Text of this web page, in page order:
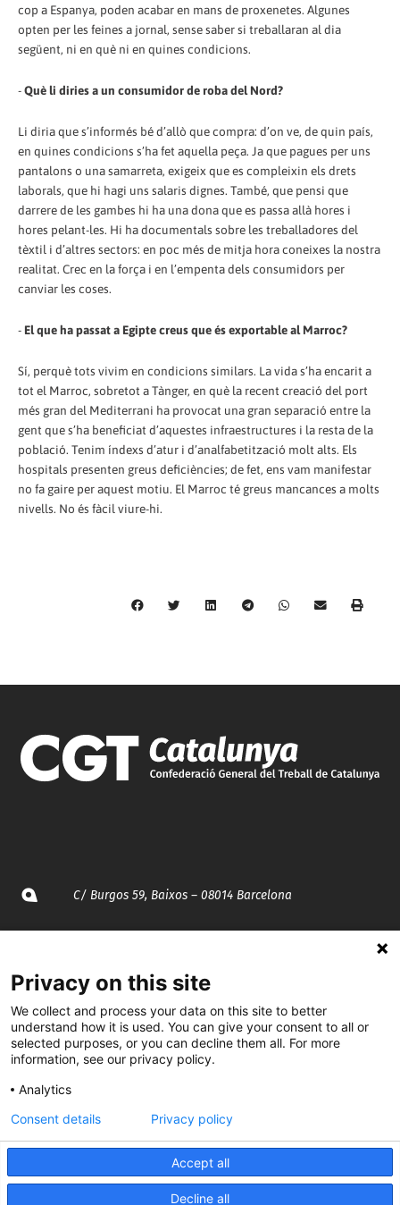
cop a Espanya, poden acabar en mans de proxenetes. Algunes
opten per les feines a jornal, sense saber si treballaran al dia
següent, ni en què ni en quines condicions.
-Què li diries a un consumidor de roba del Nord?
Li diria que s’informés bé d’allò que compra: d’on ve, de quin país,
en quines condicions s’ha fet aquella peça. Ja que pagues per uns
pantalons o una samarreta, exigeix que es compleixin els drets
laborals, que hi hagi uns salaris dignes. També, que pensi que
darrere de les gambes hi ha una dona que es passa allà hores i
hores pelant-les. Hi ha documentals sobre les treballadores del
tèxtil i d’altres sectors: en poc més de mitja hora coneixes la nostra
realitat. Crec en la força i en l’empenta dels consumidors per
canviar les coses.
- El que ha passat a Egipte creus que és exportable al Marroc?
Sí, perquè tots vivim en condicions similars. La vida s’ha encarit a
tot el Marroc, sobretot a Tànger, en què la recent creació del port
més gran del Mediterrani ha provocat una gran separació entre la
gent que s’ha beneficiat d’aquestes infraestructures i la resta de la
població. Tenim índexs d’atur i d’analfabetització molt alts. Els
hospitals presenten greus deficiències; de fet, ens vam manifestar
no fa gaire per aquest motiu. El Marroc té greus mancances a molts
nivells. No és fàcil viure-hi.
C/ Burgos 59, Baixos – 08014 Barcelona
935 120 481
@CGTCatalunya
cgtcatalunya
Privacy on this site
We collect and process your data on this site to better
understand how it is used. You can give your consent to all or
selected purposes, or you can decline them all. For more
information, see our privacy policy.
Analytics
Accept all
Decline all
Consent details Privacy policy